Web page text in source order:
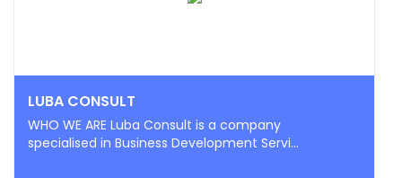
LUBA CONSULT
WHO WE ARE Luba Consult is a company
specialised in Business Development Servi...